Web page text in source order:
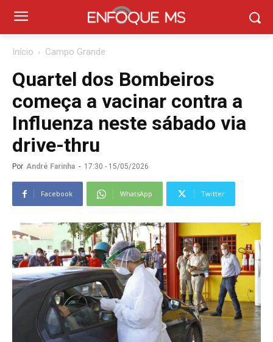
Início Campo Grande
Quartel dos Bombeiros
começa a vacinar contra a
Influenza neste sábado via
drive-thru
Por André Farinha - 17:30 - 15/05/2026
Facebook WhatsApp Twitter